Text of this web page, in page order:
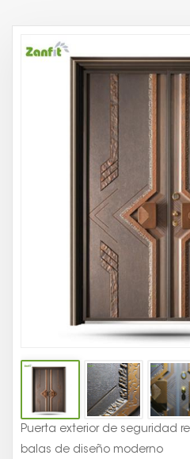
Puerta exterior de seguridad
balas de diseño moderno